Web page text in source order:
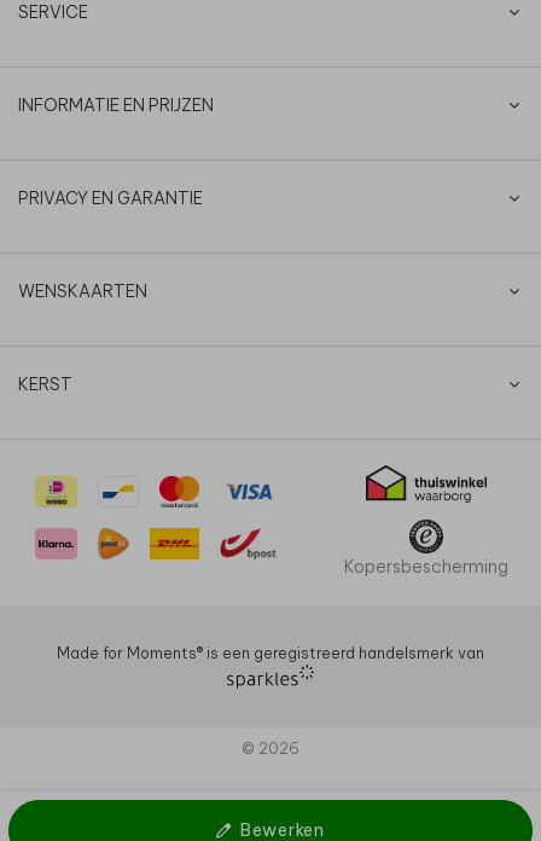
Bewerken
SERVICE
INFORMATIE EN PRIJZEN
PRIVACY EN GARANTIE
WENSKAARTEN
KERST
Kopersbescherming
Made for Moments®️ is een geregistreerd handelsmerk van
© 2026